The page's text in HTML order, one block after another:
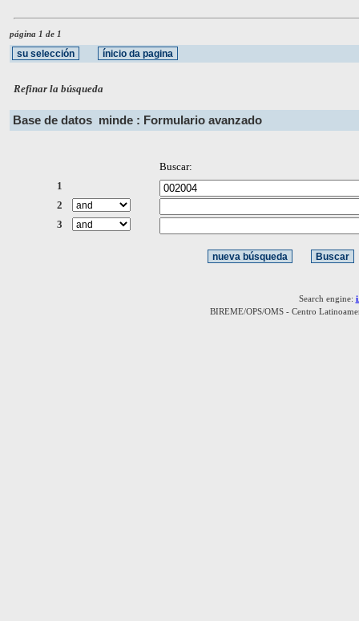
página 1 de 1
Refinar la búsqueda
Base de datos minde : Formulario avanzado
Buscar:
1
2
3
Search engine:
BIREME/OPS/OMS - Centro